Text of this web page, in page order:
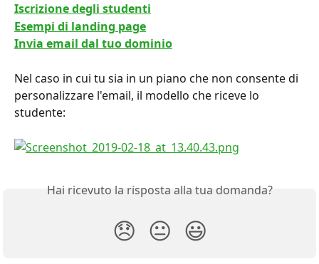
Iscrizione degli studenti
Esempi di landing page
Invia email dal tuo dominio
Nel caso in cui tu sia in un piano che non consente di
personalizzare l'email, il modello che riceve lo
studente:
Hai ricevuto la risposta alla tua domanda?
😞 😐 😃